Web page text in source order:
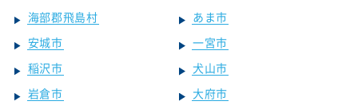
海部郡飛島村
あま市
安城市
一宮市
稲沢市
犬山市
岩倉市
大府市